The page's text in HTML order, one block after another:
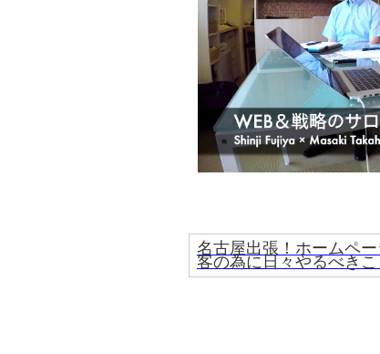
名古屋出張！ホームペ
客の為に日々やるべきこ